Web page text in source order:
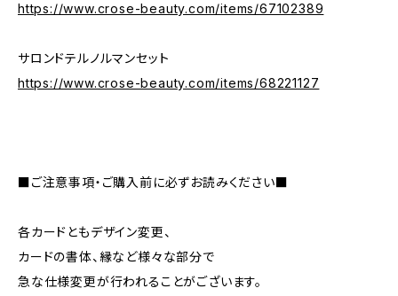
https://www.crose-beauty.com/items/67102389
サロンドテルノルマンセット
https://www.crose-beauty.com/items/68221127
■ご注意事項・ご購入前に必ずお読みください■
各カードともデザイン変更、
カードの書体、縁など様々な部分で
急な仕様変更が行われることがございます。